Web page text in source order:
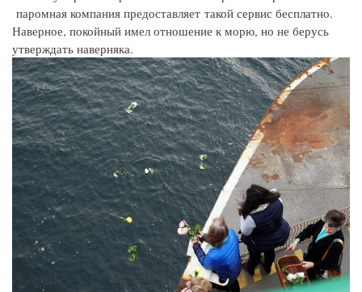
паромная компания предоставляет такой сервис бесплатно.
Наверное, покойный имел отношение к морю, но не берусь
утверждать наверняка.